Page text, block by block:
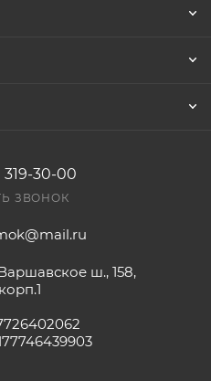
319-30-00
ЗВОНОК
ш., 158,
корп.1